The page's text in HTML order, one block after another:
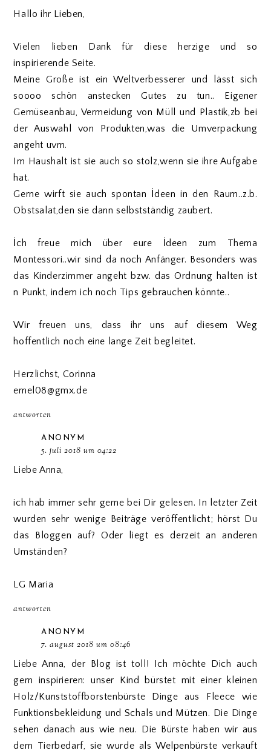
Hallo ihr Lieben,
Vielen lieben Dank für diese herzige und so
inspirierende Seite.
Meine Große ist ein Weltverbesserer und lässt sich
soooo schön anstecken Gutes zu tun.. Eigener
Gemüseanbau, Vermeidung von Müll und Plastik,zb bei
der Auswahl von Produkten,was die Umverpackung
angeht uvm.
Im Haushalt ist sie auch so stolz,wenn sie ihre Aufgabe
hat.
Gerne wirft sie auch spontan İdeen in den Raum..z.b.
Obstsalat,den sie dann selbstständig zaubert.
İch freue mich über eure İdeen zum Thema
Montessori..wir sind da noch Anfänger. Besonders was
das Kinderzimmer angeht bzw. das Ordnung halten ist
n Punkt, indem ich noch Tips gebrauchen könnte..
Wir freuen uns, dass ihr uns auf diesem Weg
hoffentlich noch eine lange Zeit begleitet.
Herzlichst, Corinna
emel08@gmx.de
antworten
ANONYM
5. juli 2018 um 04:22
Liebe Anna,
ich hab immer sehr gerne bei Dir gelesen. In letzter Zeit
wurden sehr wenige Beiträge veröffentlicht; hörst Du
das Bloggen auf? Oder liegt es derzeit an anderen
Umständen?
LG Maria
antworten
ANONYM
7. august 2018 um 08:46
Liebe Anna, der Blog ist toll! Ich möchte Dich auch
gern inspirieren: unser Kind bürstet mit einer kleinen
Holz/Kunststoffborstenbürste Dinge aus Fleece wie
Funktionsbekleidung und Schals und Mützen. Die Dinge
sehen danach aus wie neu. Die Bürste haben wir aus
dem Tierbedarf, sie wurde als Welpenbürste verkauft